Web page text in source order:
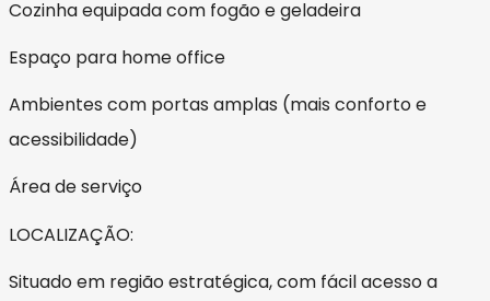
Cozinha equipada com fogão e geladeira
Espaço para home office
Ambientes com portas amplas (mais conforto e
acessibilidade)
Área de serviço
LOCALIZAÇÃO:
Situado em região estratégica, com fácil acesso a